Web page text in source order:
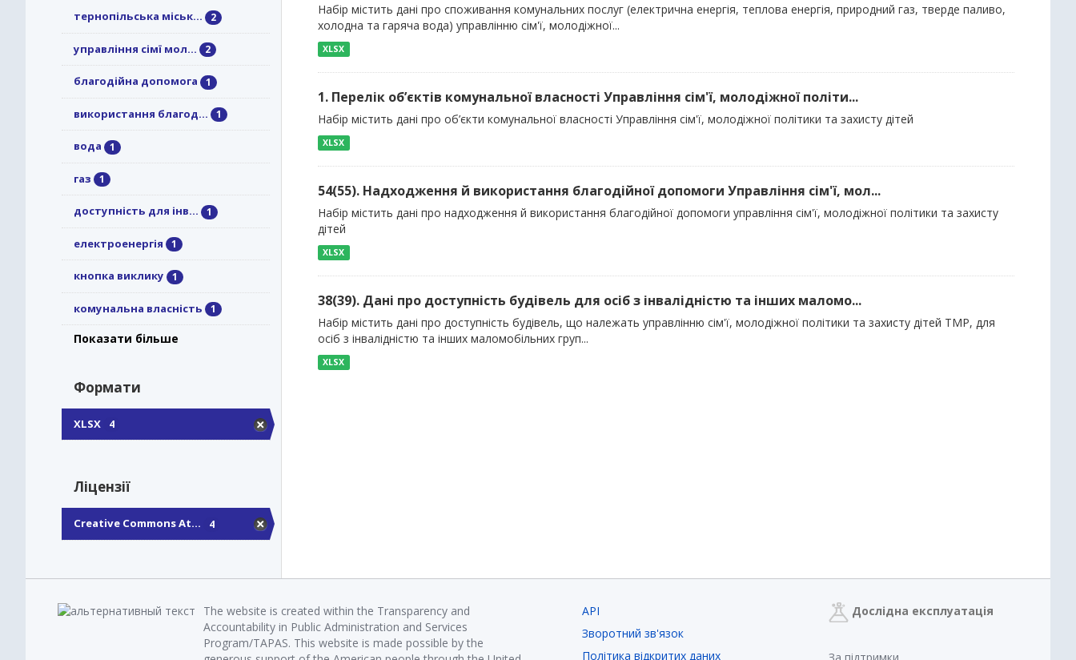
тернопільська міськ... 2
управління сімї мол... 2
благодійна допомога 1
використання благод... 1
вода 1
газ 1
доступність для інв... 1
електроенергія 1
кнопка виклику 1
комунальна власність 1
Показати більше
Формати
XLSX 4
Ліцензії
Creative Commons At... 4
Набір містить дані про споживання комунальних послуг (електрична енергія, теплова енергія, природний газ, тверде паливо,
холодна та гаряча вода) управлінню сім'ї, молодіжної...
XLSX
1. Перелік об’єктів комунальної власності Управління сім'ї, молодіжної політи...
Набір містить дані про об’єкти комунальної власності Управління сім'ї, молодіжної політики та захисту дітей
XLSX
54(55). Надходження й використання благодійної допомоги Управління сім'ї, мол...
Набір містить дані про надходження й використання благодійної допомоги управління сім'ї, молодіжної політики та захисту
дітей
XLSX
38(39). Дані про доступність будівель для осіб з інвалідністю та інших маломо...
Набір містить дані про доступність будівель, що належать управлінню сім'ї, молодіжної політики та захисту дітей ТМР, для
осіб з інвалідністю та інших маломобільних груп...
XLSX
The website is created within the Transparency and
Accountability in Public Administration and Services
Program/TAPAS. This website is made possible by the
API
Зворотний зв'язок
Політика відкритих даних
Дослідна експлуатація